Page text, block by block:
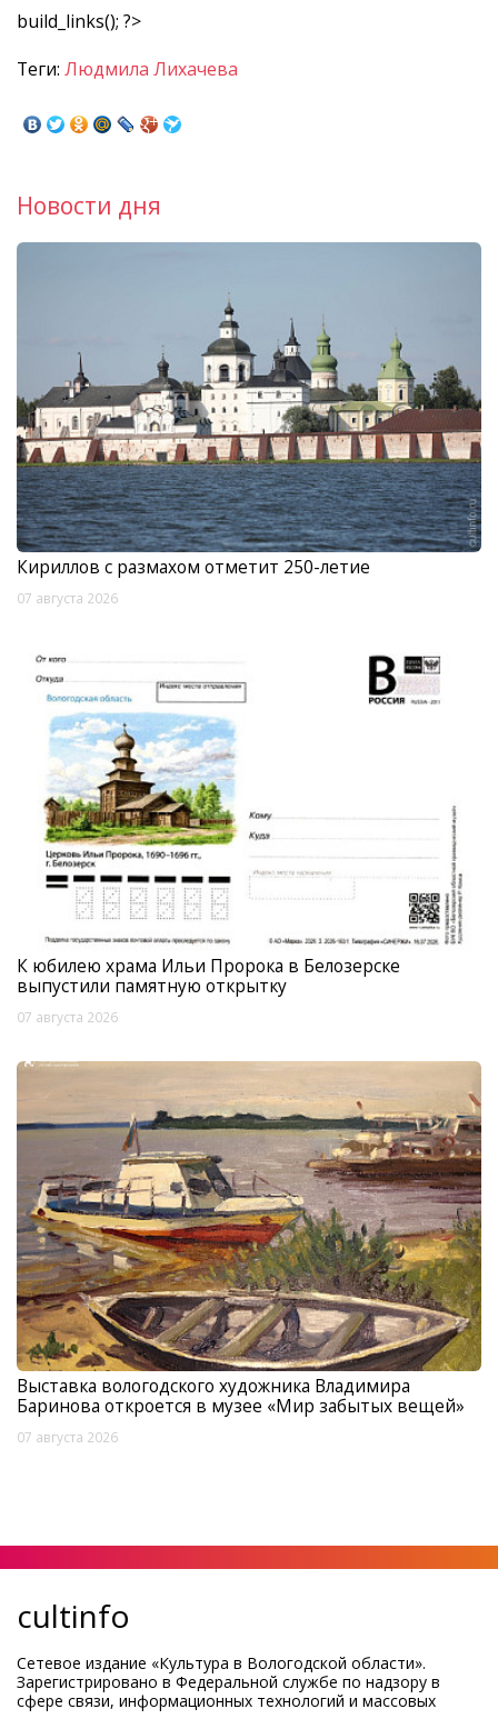
build_links(); ?>
Теги: Людмила Лихачева
Новости дня
Кириллов с размахом отметит 250-летие
07 августа 2026
К юбилею храма Ильи Пророка в Белозерске
выпустили памятную открытку
07 августа 2026
Выставка вологодского художника Владимира
Баринова откроется в музее «Мир забытых вещей»
07 августа 2026
cultinfo
Сетевое издание «Культура в Вологодской области».
Зарегистрировано в Федеральной службе по надзору в
сфере связи, информационных технологий и массовых